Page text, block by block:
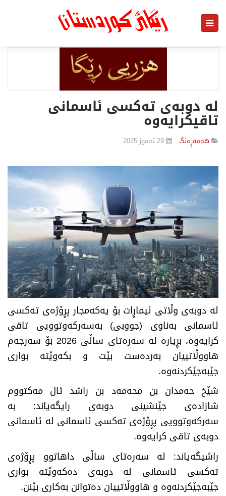
لە دوبەی تەكسی ئاسمانی
تاقیكرایەوە
هەمەڕەنگ 29 تەموز 2025
لە دوبەی وڵاتی ئیماڕات بۆ یەكەمجار پڕۆژەی تەكسی
ئاسمانی بەناوی (جووبی) بەسەركەوتوویی تاقی
كرایەوە، بڕیارە لە سەرەتای ساڵی 2026 بۆ سەرجەم
هاووڵاتییان بەردەست بێت و بكەوێتە بواری
جێبەجێكردنەوە.
شێخ حەمدان بن محەمەد بن راشد ئال مەكتووم
شازادەی جێنشینی دوبەی رایگەیاند: بە
سەركەوتوویی پڕۆژەی تەكسی ئاسمانی لە ئاسمانی
دوبەی تاقی كرایەوە.
راشیگەیاند: لە سەرەتای ساڵی داهاتوو پڕۆژەی
تەكسی ئاسمانی لە دوبەی دەكەوێتە بواری
جێبەجێكردنەوە و هاووڵاتییان دەتوانن بەكاری بێنن.